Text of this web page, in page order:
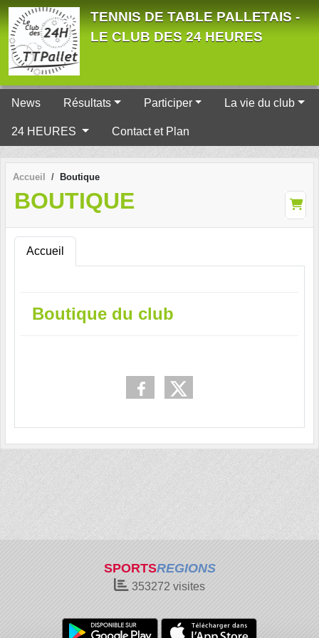
TENNIS DE TABLE PALLETAIS -
LE CLUB DES 24 HEURES
News Résultats Participer La vie du club
24 HEURES Contact et Plan
Accueil Boutique
BOUTIQUE
Accueil
Boutique du club
SPORTSREGIONS
353272 visites
Panneau de gestion des cookies